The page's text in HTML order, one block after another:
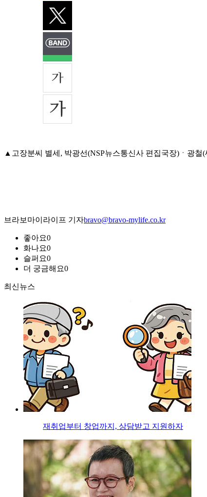
▲고장분씨 별세, 박광선(NSP뉴스통신사 편집국장)ㆍ광철
브라보마이라이프 기자bravo@bravo-mylife.co.kr
좋아요0
화나요0
슬퍼요0
더 궁금해요0
최신뉴스
재취업부터 창업까지, 상담받고 지원하자